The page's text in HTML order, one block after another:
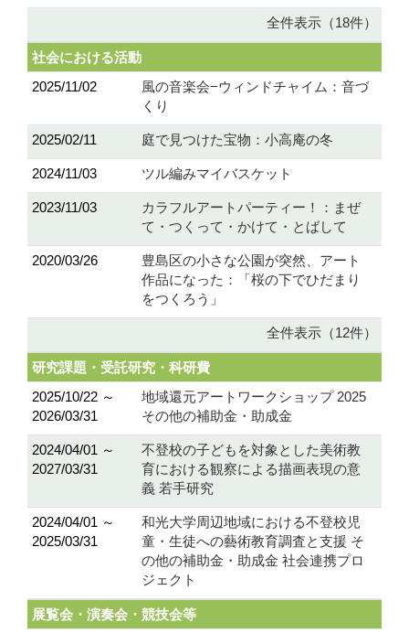
全件表示（18件）
社会における活動
2025/11/02
風の音楽会−ウィンドチャイム：音づ
くり
2025/02/11 庭で見つけた宝物：小高庵の冬
2024/11/03 ツル編みマイバスケット
2023/11/03
カラフルアートパーティー！：まぜ
て・つくって・かけて・とばして
2020/03/26
豊島区の小さな公園が突然、アート
作品になった：「桜の下でひだまり
をつくろう」
全件表示（12件）
研究課題・受託研究・科研費
2025/10/22 ～
2026/03/31
地域還元アートワークショップ 2025
その他の補助金・助成金
2024/04/01 ～
2027/03/31
不登校の子どもを対象とした美術教
育における観察による描画表現の意
義 若手研究
2024/04/01 ～
2025/03/31
和光大学周辺地域における不登校児
童・生徒への藝術教育調査と支援 そ
の他の補助金・助成金 社会連携プロ
ジェクト
展覧会・演奏会・競技会等